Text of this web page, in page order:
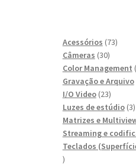
Acessórios 7373
Câmeras 3030
Color Management
Gravação e Arquivo
I/O Video 2323
produtos
Luzes de estúdio 33
Matrizes e
Streaming e
Teclados
3